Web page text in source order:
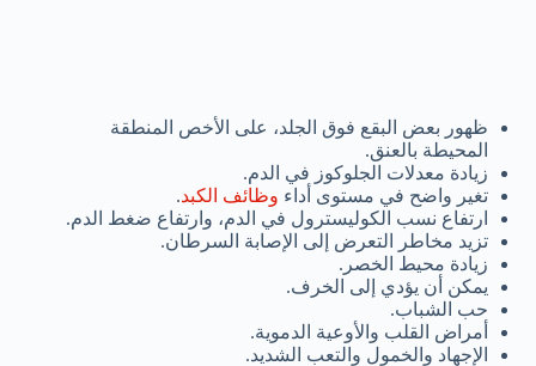
ظهور بعض البقع فوق الجلد، على الأخص المنطقة
المحيطة بالعنق.
زيادة معدلات الجلوكوز في الدم.
تغير واضح في مستوى أداء وظائف الكبد.
ارتفاع نسب الكوليسترول في الدم، وارتفاع ضغط الدم.
تزيد مخاطر التعرض إلى الإصابة السرطان.
زيادة محيط الخصر.
يمكن أن يؤدي إلى الخرف.
حب الشباب.
أمراض القلب والأوعية الدموية.
الإجهاد والخمول والتعب الشديد.